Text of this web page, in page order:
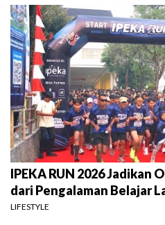
IPEKA RUN 2026 Jadikan
dari Pengalaman Belajar
LIFESTYLE